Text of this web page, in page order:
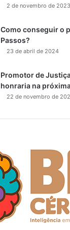
2 de novembro de 2023
Como conseguir o
Passos?
23 de abril de 2024
Promotor de
honraria na
22 de novembro de